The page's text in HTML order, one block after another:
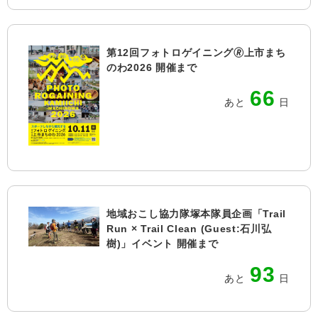
第12回フォトロゲイニング🄬上市まち
のわ2026 開催まで
あと 66 日
地域おこし協力隊塚本隊員企画「Trail
Run × Trail Clean (Guest:石川弘
樹)」イベント 開催まで
あと 93 日